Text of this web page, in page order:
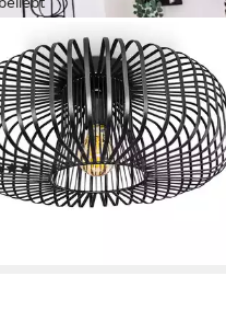
»Pieris« runde
aus Metall in Schwarz,
Leuchtmittel, E27, Retro-
mit Lichteffekt durch Gitter-
(70)
€ UVP94,90 €